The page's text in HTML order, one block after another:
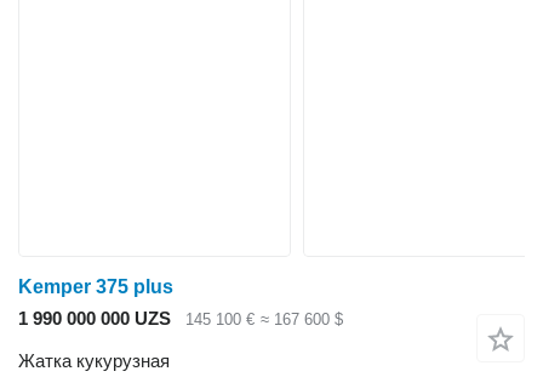
Kemper 375 plus
1 990 000 000 UZS
145 100 € ≈ 167 600 $
Жатка кукурузная